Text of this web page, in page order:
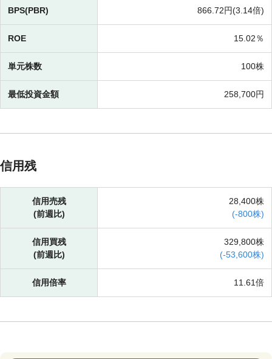
BPS(PBR) 866.72円(3.14倍)
ROE 15.02％
単元株数 100株
最低投資金額 258,700円
信用残
信用売残
(前週比)
28,400株
(-800株)
信用買残
(前週比)
329,800株
(-53,600株)
信用倍率 11.61倍